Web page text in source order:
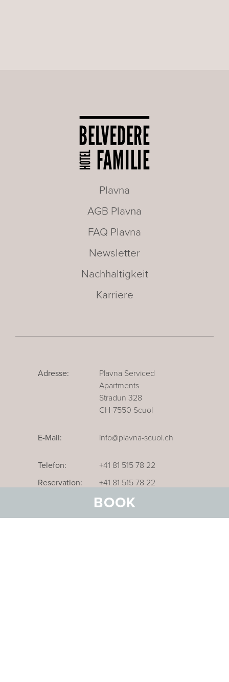
BOOK
Plavna
AGB Plavna
FAQ Plavna
Newsletter
Nachhaltigkeit
Karriere
Adresse:
Plavna Serviced
Apartments
Stradun 328
CH-7550 Scuol
E-Mail: info@plavna-scuol.ch
Telefon:
+41 81 515 78 22
Reservation:
+41 81 515 78 22